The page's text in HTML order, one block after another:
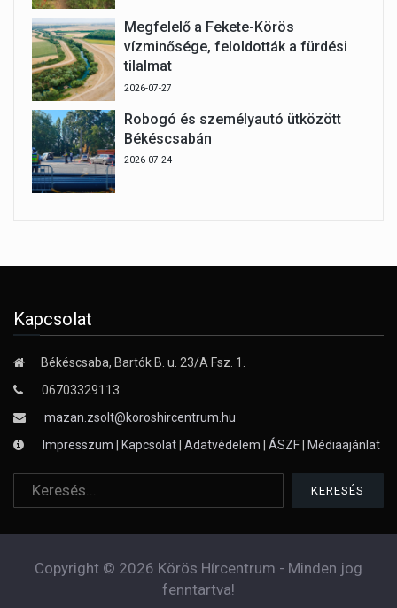
Megfelelő a Fekete-Körös
vízminősége, feloldották a fürdési
tilalmat
2026-07-27
Robogó és személyautó ütközött
Békéscsabán
2026-07-24
Kapcsolat
Békéscsaba, Bartók B. u. 23/A Fsz. 1.
06703329113
mazan.zsolt@koroshircentrum.hu
Impresszum | Kapcsolat| Adatvédelem | ÁSZF| Médiaajánlat
Copyright © 2026 Körös Hírcentrum - Minden jog
fenntartva!